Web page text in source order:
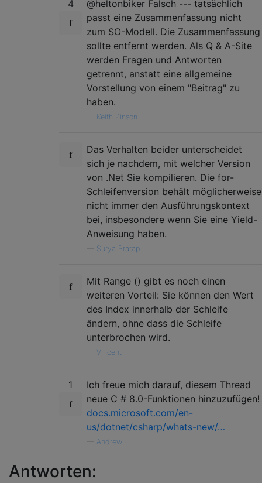
4
@heltonbiker Falsch --- tatsächlich
passt eine Zusammenfassung nicht
zum SO-Modell. Die Zusammenfassung
sollte entfernt werden. Als Q & A-Site
werden Fragen und Antworten
getrennt, anstatt eine allgemeine
Vorstellung von einem "Beitrag" zu
haben.
Keith Pinson
Das Verhalten beider unterscheidet
sich je nachdem, mit welcher Version
von .Net Sie kompilieren. Die for-
Schleifenversion behält möglicherweise
nicht immer den Ausführungskontext
bei, insbesondere wenn Sie eine Yield-
Anweisung haben.
Surya Pratap
Mit Range () gibt es noch einen
weiteren Vorteil: Sie können den Wert
des Index innerhalb der Schleife
ändern, ohne dass die Schleife
unterbrochen wird.
Vincent
1
Ich freue mich darauf, diesem Thread
neue C # 8.0-Funktionen hinzuzufügen!
docs.microsoft.com/en-
us/dotnet/csharp/whats-new/…
Andrew
Antworten: